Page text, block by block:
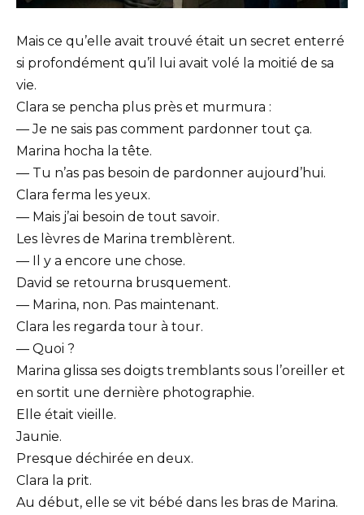
Mais ce qu’elle avait trouvé était un secret enterré
si profondément qu’il lui avait volé la moitié de sa
vie.
Clara se pencha plus près et murmura :
— Je ne sais pas comment pardonner tout ça.
Marina hocha la tête.
— Tu n’as pas besoin de pardonner aujourd’hui.
Clara ferma les yeux.
— Mais j’ai besoin de tout savoir.
Les lèvres de Marina tremblèrent.
— Il y a encore une chose.
David se retourna brusquement.
— Marina, non. Pas maintenant.
Clara les regarda tour à tour.
— Quoi ?
Marina glissa ses doigts tremblants sous l’oreiller et
en sortit une dernière photographie.
Elle était vieille.
Jaunie.
Presque déchirée en deux.
Clara la prit.
Au début, elle se vit bébé dans les bras de Marina.